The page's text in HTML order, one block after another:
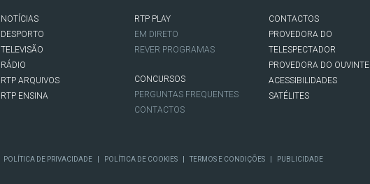
NOTÍCIAS
DESPORTO
TELEVISÃO
RÁDIO
RTP ARQUIVOS
RTP ENSINA
RTP PLAY
EM DIRETO
REVER PROGRAMAS
CONCURSOS
PERGUNTAS FREQUENTES
CONTACTOS
CONTACTOS
PROVEDORA DO
TELESPECTADOR
PROVEDORA DO OUVINTE
ACESSIBILIDADES
SATÉLITES
POLÍTICA DE PRIVACIDADE | POLÍTICA DE COOKIES | TERMOS E CONDIÇÕES | PUBLICIDADE